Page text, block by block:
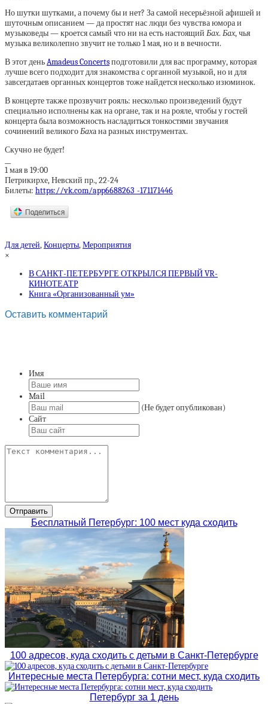
Но шутки шутками, а почему бы и нет? За самой несерьёзной афишей и
шуточным описанием — да простят нас люди без чувства юмора и
музыковеды — кроется самый что ни на есть настоящий Бах. Бах, чья
музыка великолепно звучит не только 1 мая, но и в вечности.
В этот деньAmadeus Concertsподготовили для вас программу, которая
лучше всего подходит для знакомства с органной музыкой, но и для
завсегдатаев органных концертов тоже найдется несколько изюминок.
В концерте также прозвучит рояль: несколько произведений будут
специально исполнены как на органе, так и на рояле, чтобы у гостей
концерта была возможность насладиться тонкостями звучания
сочинений великогоБаха на разных инструментах.
Скучно не будет!
1 мая в 19:00
Петрикирхе, Невский пр., 22-24
Билеты: https://vk.com/app6688263_-171171446
Для детей,Концерты,Мероприятия
×
В САНКТ-ПЕТЕРБУРГЕ ОТКРЫЛСЯ ПЕРВЫЙ VR-
КИНОТЕАТР
Книга «Организованный ум»
Оставить комментарий
Имя
Mail
(Не будет опубликован)
Сайт
Бесплатный Петербург: 100 мест куда сходить
100 адресов, куда сходить с детьми в Санкт-Петербурге
Интересные места Петербурга: сотни мест, куда сходить
Петербург за 1 день